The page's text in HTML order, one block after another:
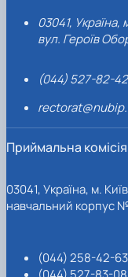
03041, Україна,
вул. Героїв
(044) 527-82-42
Приймальна комісія
03041, Україна, м.
навчальний корпус
(044) 258-42-63